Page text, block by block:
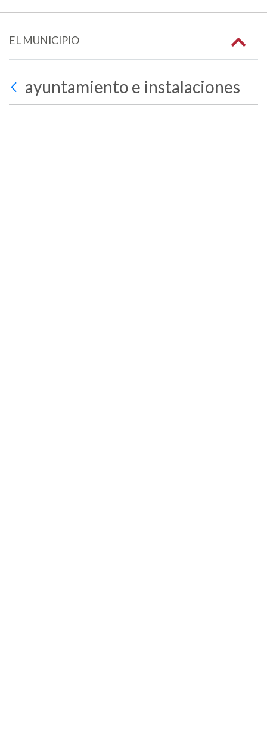
EL MUNICIPIO
ayuntamiento e instalaciones